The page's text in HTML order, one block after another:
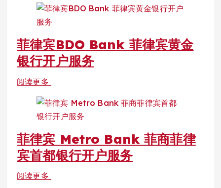
菲律宾BDO Bank 菲律宾黄金
银行开户服务
阅读更多
菲律宾 Metro Bank 菲商菲律
宾首都银行开户服务
阅读更多